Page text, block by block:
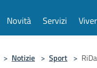
Novità Servizi
> Notizie > Sport >